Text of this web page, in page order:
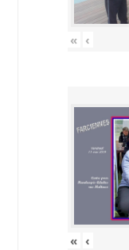
« ‹
« ‹